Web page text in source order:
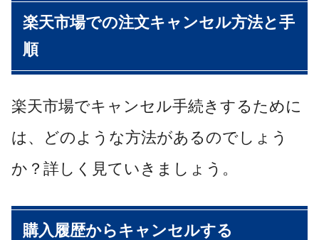
楽天市場での注文キャンセル方法と手
順
楽天市場でキャンセル手続きするために
は、どのような方法があるのでしょう
か？詳しく見ていきましょう。
購入履歴からキャンセルする